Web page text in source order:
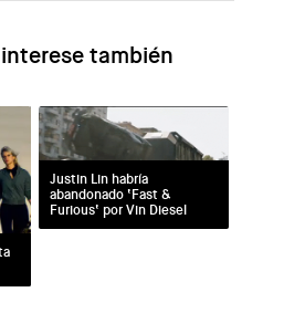
Justin Lin habría
abandonado ‘Fast &
Furious‘ por Vin Diesel